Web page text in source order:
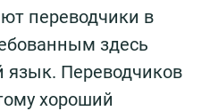
переводчики в
здесь
язык. Переводчиков
хороший